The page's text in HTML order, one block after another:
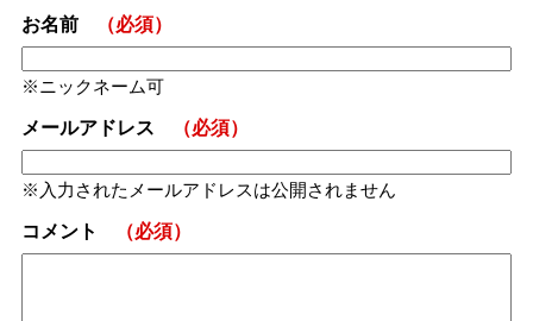
お名前 （必須）
ニックネーム可
メールアドレス （必須）
入力されたメールアドレスは公開されません
コメント （必須）